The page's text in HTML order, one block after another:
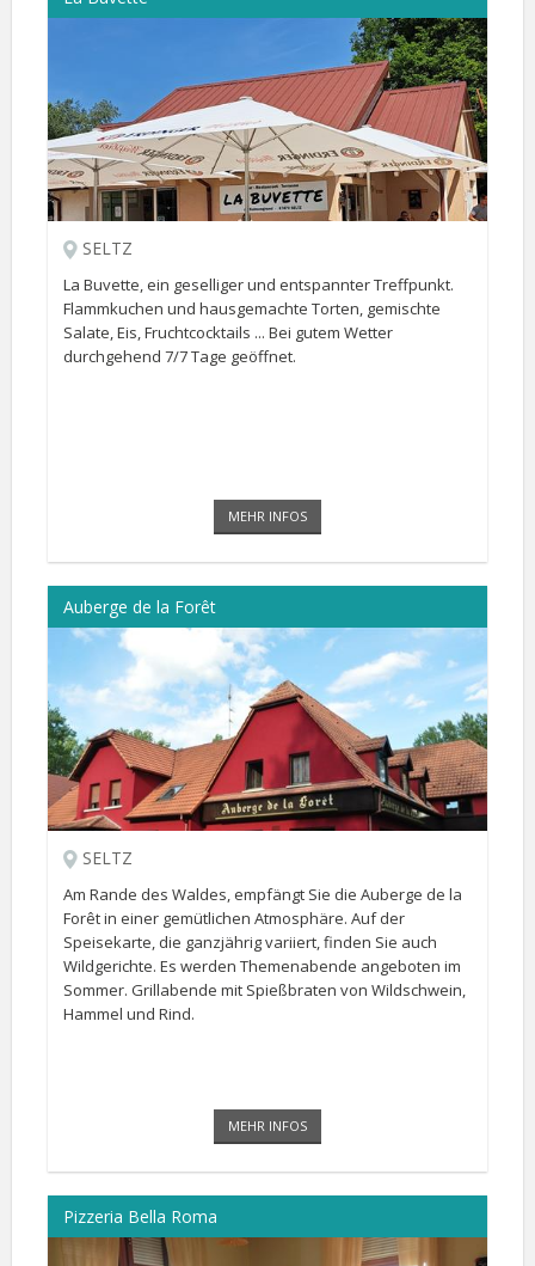
SELTZ
La Buvette, ein geselliger und entspannter Treffpunkt.
Flammkuchen und hausgemachte Torten, gemischte
Salate, Eis, Fruchtcocktails ... Bei gutem Wetter
durchgehend 7/7 Tage geöffnet.
MEHR INFOS
Auberge de la Forêt
SELTZ
Am Rande des Waldes, empfängt Sie die Auberge de la
Forêt in einer gemütlichen Atmosphäre. Auf der
Speisekarte, die ganzjährig variiert, finden Sie auch
Wildgerichte. Es werden Themenabende angeboten im
Sommer. Grillabende mit Spießbraten von Wildschwein,
Hammel und Rind.
MEHR INFOS
Pizzeria Bella Roma